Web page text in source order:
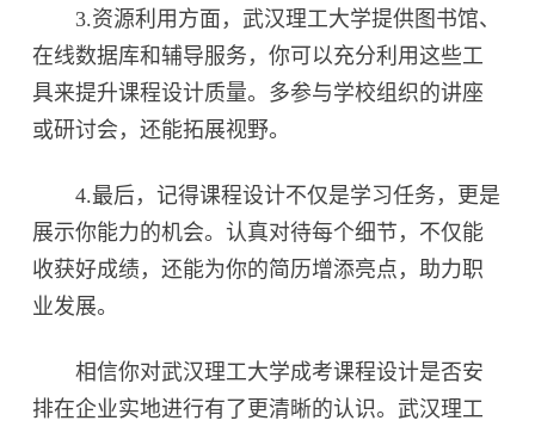
3.资源利用方面，武汉理工大学提供图书馆、
在线数据库和辅导服务，你可以充分利用这些工
具来提升课程设计质量。多参与学校组织的讲座
或研讨会，还能拓展视野。
4.最后，记得课程设计不仅是学习任务，更是
展示你能力的机会。认真对待每个细节，不仅能
收获好成绩，还能为你的简历增添亮点，助力职
业发展。
相信你对武汉理工大学成考课程设计是否安
排在企业实地进行有了更清晰的认识。武汉理工